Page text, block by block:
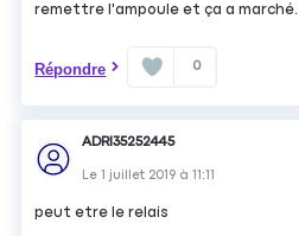
remettre l'ampoule et ça a marché.
Répondre 0
ADRI35252445
Le1 juillet 2019 à11:11
peut etre le relais